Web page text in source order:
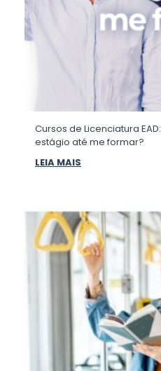
Cursos de Licenciatura
estágio até me formar?
LEIA MAIS